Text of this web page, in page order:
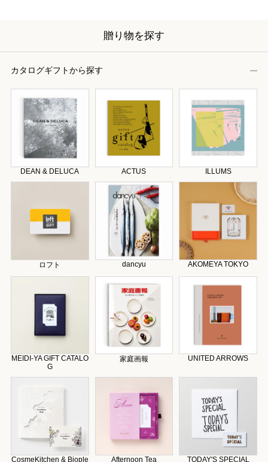
贈り物を探す
カタログギフトから探す
DEAN & DELUCA ACTUS ILLUMS
ロフト dancyu AKOMEYA TOKYO
MEIDI-YA GIFT CATALO
G
家庭画報 UNITED ARROWS
CosmeKitchen & Biople Afternoon Tea TODAY'S SPECIAL